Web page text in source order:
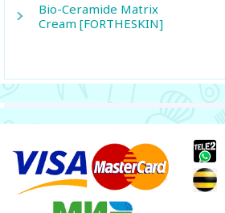
Bio-Ceramide Matrix
Cream [FORTHESKIN]